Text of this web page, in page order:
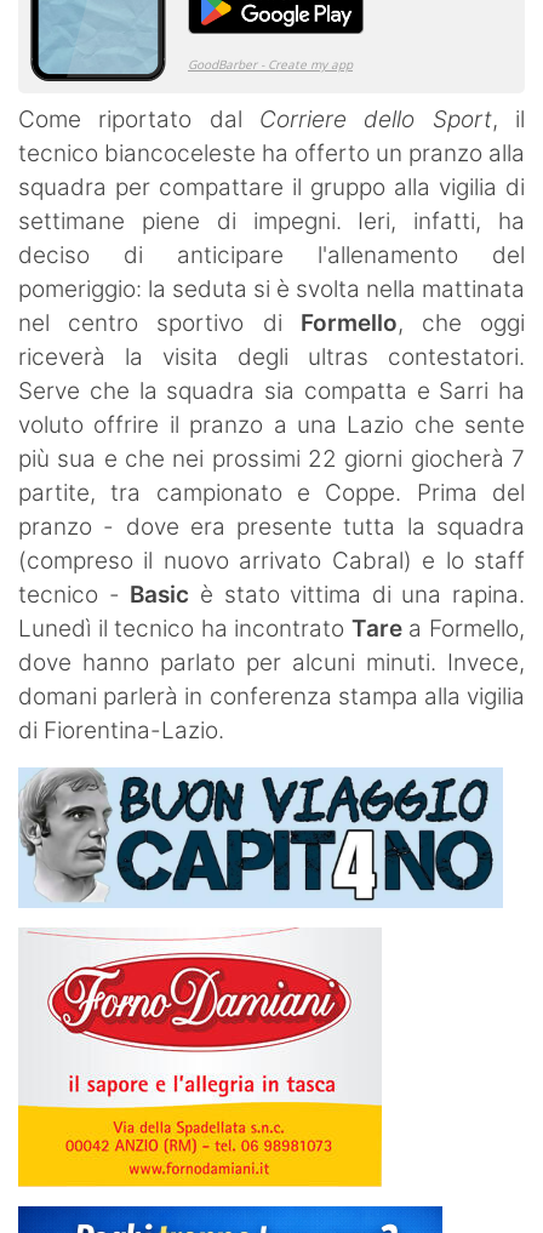
Come riportato dal Corriere dello Sport, il
tecnico biancoceleste ha offerto un pranzo alla
squadra per compattare il gruppo alla vigilia di
settimane piene di impegni. Ieri, infatti, ha
deciso di anticipare l'allenamento del
pomeriggio: la seduta si è svolta nella mattinata
nel centro sportivo di Formello, che oggi
riceverà la visita degli ultras contestatori.
Serve che la squadra sia compatta e Sarri ha
voluto offrire il pranzo a una Lazio che sente
più sua e che nei prossimi 22 giorni giocherà 7
partite, tra campionato e Coppe. Prima del
pranzo - dove era presente tutta la squadra
(compreso il nuovo arrivato Cabral) e lo staff
tecnico - Basic è stato vittima di una rapina.
Lunedì il tecnico ha incontrato Tarea Formello,
dove hanno parlato per alcuni minuti. Invece,
domani parlerà in conferenza stampa alla vigilia
di Fiorentina-Lazio.